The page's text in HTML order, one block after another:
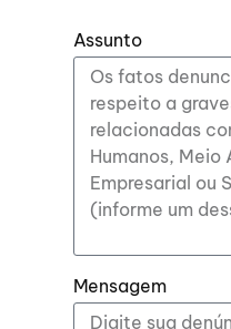
Assunto
Mensagem